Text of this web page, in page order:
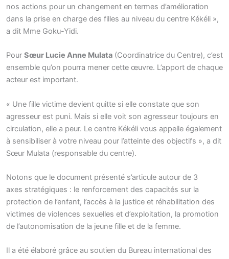
nos actions pour un changement en termes d’amélioration
dans la prise en charge des filles au niveau du centre Kékéli »,
a dit Mme Goku-Yidi.
Pour Sœur Lucie Anne Mulata (Coordinatrice du Centre), c’est
ensemble qu’on pourra mener cette œuvre. L’apport de chaque
acteur est important.
« Une fille victime devient quitte si elle constate que son
agresseur est puni. Mais si elle voit son agresseur toujours en
circulation, elle a peur. Le centre Kékéli vous appelle également
à sensibiliser à votre niveau pour l’atteinte des objectifs », a dit
Sœur Mulata (responsable du centre).
Notons que le document présenté s’articule autour de 3
axes stratégiques : le renforcement des capacités sur la
protection de l’enfant, l’accès à la justice et réhabilitation des
victimes de violences sexuelles et d’exploitation, la promotion
de l’autonomisation de la jeune fille et de la femme.
Il a été élaboré grâce au soutien du Bureau international des